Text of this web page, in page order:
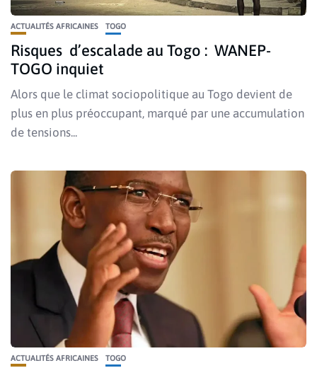
ACTUALITÉS AFRICAINES TOGO
Risques d’escalade au Togo : WANEP-
TOGO inquiet
Alors que le climat sociopolitique au Togo devient de
plus en plus préoccupant, marqué par une accumulation
de tensions...
ACTUALITÉS AFRICAINES TOGO